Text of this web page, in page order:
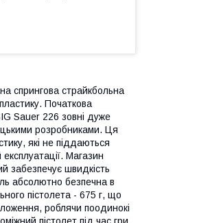
спрингова страйкбольна
Початкова
Sauer 226 зовні дуже
розробниками. Ця
які не піддаються
експлуатації. Магазин
забезпечує швидкість
абсолютно безпечна в
пістолета - 675 г, що
роблячи поодинокі